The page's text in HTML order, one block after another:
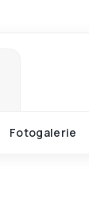
Fotogalerie